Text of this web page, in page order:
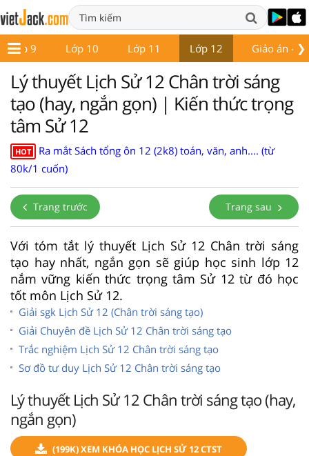
❯
Lớp 9 Lớp 10 Lớp 11 Lớp 12 Giáo án -
Lý thuyết Lịch Sử 12 Chân trời sáng
tạo (hay, ngắn gọn) | Kiến thức trọng
tâm Sử 12
HOT
Ra mắt Sách tổng ôn 12 (2k8) toán, văn, anh.... (từ
80k/1 cuốn)
Trang trước Trang sau
Với tóm tắt lý thuyết Lịch Sử 12 Chân trời sáng
tạo hay nhất, ngắn gọn sẽ giúp học sinh lớp 12
nắm vững kiến thức trọng tâm Sử 12 từ đó học
tốt môn Lịch Sử 12.
Giải sgk Lịch Sử 12 (Chân trời sáng tạo)
Giải Chuyên đề Lịch Sử 12 Chân trời sáng tạo
Trắc nghiệm Lịch Sử 12 Chân trời sáng tạo
Sơ đồ tư duy Lịch Sử 12 Chân trời sáng tạo
Lý thuyết Lịch Sử 12 Chân trời sáng tạo (hay,
ngắn gọn)
(199K) XEM KHÓA HỌC LỊCH SỬ 12 CTST